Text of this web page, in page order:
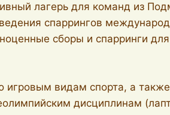
лагерь для команд из
спаррингов
сборы и спарринги
видам спорта, а
дисциплинам